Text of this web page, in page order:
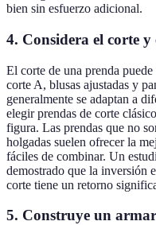
bien sin esfuerzo adicional.
4. Considera el corte y
El corte de una prenda
corte A, blusas ajustadas y
generalmente se adaptan a
elegir prendas de corte
figura. Las prendas que no
holgadas suelen ofrecer la
fáciles de combinar. Un
demostrado que la inversión
corte tiene un retorno
5. Construye un